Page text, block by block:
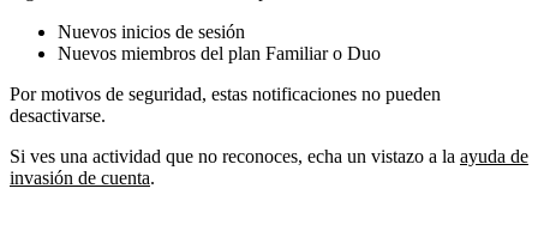
Nuevos inicios de sesión
Nuevos miembros del plan Familiar o Duo
Por motivos de seguridad, estas notificaciones no pueden
desactivarse.
Si ves una actividad que no reconoces, echa un vistazo a la ayuda de
invasión de cuenta.